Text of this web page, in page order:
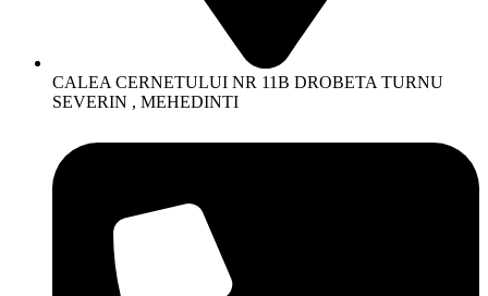
CALEA CERNETULUI NR 11B DROBETA TURNU
SEVERIN , MEHEDINTI